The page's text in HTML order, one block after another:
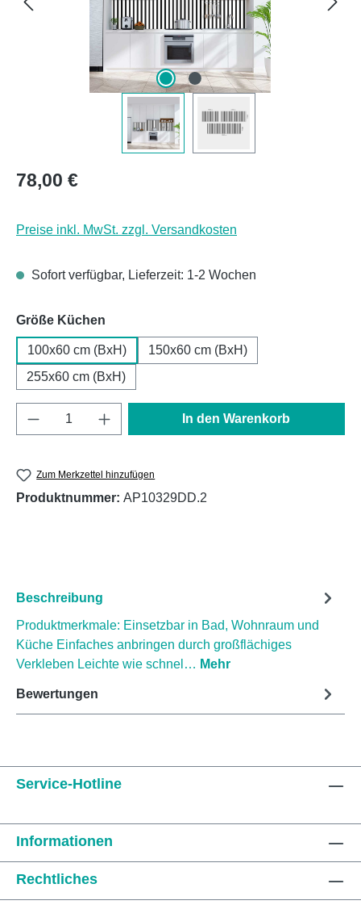
Regulärer Preis:
78,00 €
Preise inkl. MwSt. zzgl. Versandkosten
Sofort verfügbar, Lieferzeit: 1-2 Wochen
Größe Küchen
100x60 cm (BxH)
150x60 cm (BxH)
255x60 cm (BxH)
Produkt Anzahl: Gib den gewünschten
In den Warenkorb
Zum Merkzettel hinzufügen
Produktnummer: AP10329DD.2
Beschreibung
Produktmerkmale: Einsetzbar in Bad, Wohnraum und
Küche Einfaches anbringen durch großflächiges
Verkleben Leichte wie schnel… Mehr
Bewertungen
Service-Hotline
Informationen
Rechtliches